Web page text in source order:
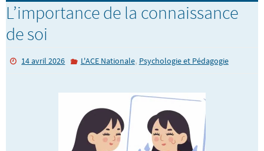
L’importance de la connaissance
de soi
14 avril 2026 L'ACE Nationale, Psychologie et Pédagogie